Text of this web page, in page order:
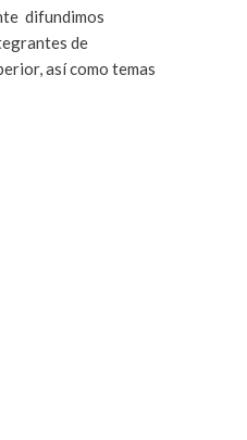
difundimos
de
así como temas